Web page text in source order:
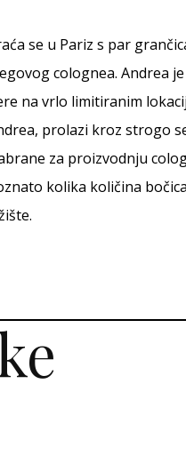
se u Pariz s par
colognea. Andrea
na vrlo limitiranim
prolazi kroz strogo
za proizvodnju
kolika količina